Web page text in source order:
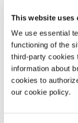
This website uses
We use essential
functioning of the
third-party cookies
information about
cookies to
our cookie policy.
inguainate in
Biennale, affollano
Vengono da tutto il
aspettando
d’imprimersidietro